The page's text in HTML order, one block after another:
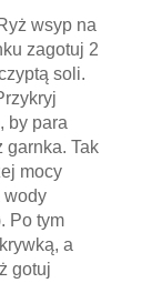
wsyp na
zagotuj 2
soli.
by para
garnka. Tak
mocy
wody
Po tym
a
gotuj